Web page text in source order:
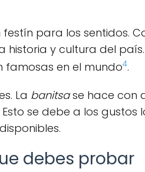
para los sentidos.
historia y cultura del país.
famosas en el mundo4.
La banitsase hace con
se debe a los gustos
debes probar